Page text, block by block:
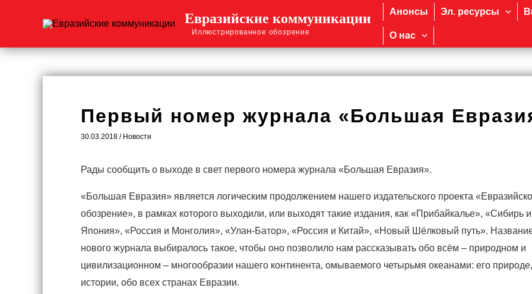
Евразийские коммуникации
Иллюстрированное обозрение
Анонсы Эл. ресурсы
О нас
Первый номер журнала «Большая
30.03.2018 / Новости
Рады сообщить о выходе в свет первого номера журнала «Большая Евразия».
«Большая Евразия» является логическим продолжением нашего издательского проекта
обозрение», в рамках которого выходили, или выходят такие издания, как «Прибайкалье», «Сибирь и
Япония», «Россия и Монголия», «Улан-Батор», «Россия и Китай», «Новый Шёлковый путь».
нового журнала выбиралось такое, чтобы оно позволило нам рассказывать обо всём – природном и
цивилизационном – многообразии нашего континента, омываемого четырьмя океанами: его
истории, обо всех странах Евразии.